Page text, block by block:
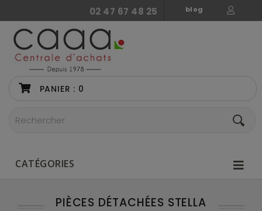
blog
02 47 67 48 25
PANIER : 0
CATÉGORIES
PIÈCES DÉTACHÉES STELLA